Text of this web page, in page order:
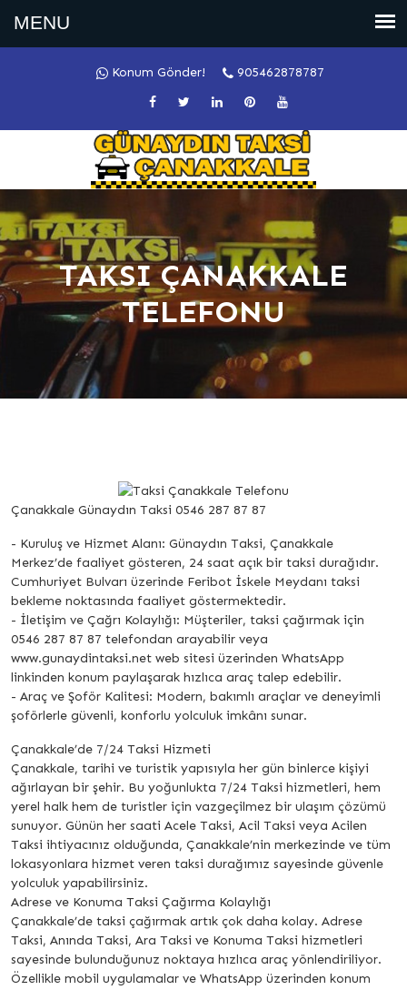
Konum Gönder! 905462878787
TAKSI ÇANAKKALE
TELEFONU
Çanakkale Günaydın Taksi 0546 287 87 87
- Kuruluş ve Hizmet Alanı: Günaydın Taksi, Çanakkale
Merkez’de faaliyet gösteren, 24 saat açık bir taksi durağıdır.
Cumhuriyet Bulvarı üzerinde Feribot İskele Meydanı taksi
bekleme noktasında faaliyet göstermektedir.
- İletişim ve Çağrı Kolaylığı: Müşteriler, taksi çağırmak için
0546 287 87 87 telefondan arayabilir veya
www.gunaydintaksi.net web sitesi üzerinden WhatsApp
linkinden konum paylaşarak hızlıca araç talep edebilir.
- Araç ve Şoför Kalitesi: Modern, bakımlı araçlar ve deneyimli
şoförlerle güvenli, konforlu yolculuk imkânı sunar.
Çanakkale’de 7/24 Taksi Hizmeti
Çanakkale, tarihi ve turistik yapısıyla her gün binlerce kişiyi
ağırlayan bir şehir. Bu yoğunlukta 7/24 Taksi hizmetleri, hem
yerel halk hem de turistler için vazgeçilmez bir ulaşım çözümü
sunuyor. Günün her saati Acele Taksi, Acil Taksi veya Acilen
Taksi ihtiyacınız olduğunda, Çanakkale’nin merkezinde ve tüm
lokasyonlara hizmet veren taksi durağımız sayesinde güvenle
yolculuk yapabilirsiniz.
Adrese ve Konuma Taksi Çağırma Kolaylığı
Çanakkale’de taksi çağırmak artık çok daha kolay. Adrese
Taksi, Anında Taksi, Ara Taksi ve Konuma Taksi hizmetleri
sayesinde bulunduğunuz noktaya hızlıca araç yönlendiriliyor.
Özellikle mobil uygulamalar ve WhatsApp üzerinden konum